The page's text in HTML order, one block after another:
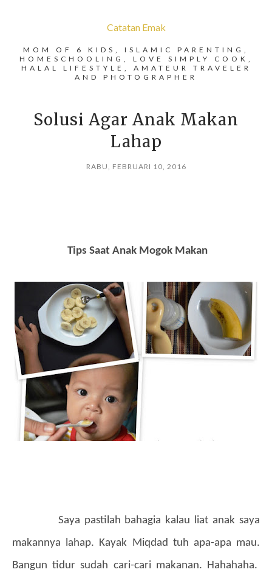
Catatan Emak
MOM OF 6 KIDS, ISLAMIC PARENTING,
HOMESCHOOLING, LOVE SIMPLY COOK,
HALAL LIFESTYLE, AMATEUR TRAVELER
AND PHOTOGRAPHER
Solusi Agar Anak Makan
Lahap
RABU, FEBRUARI 10, 2016
Tips Saat Anak Mogok Makan
Saya pastilah bahagia kalau liat anak saya
makannya lahap. Kayak Miqdad tuh apa-apa mau.
Bangun tidur sudah cari-cari makanan. Hahahaha.